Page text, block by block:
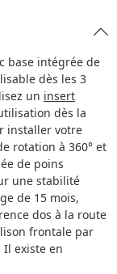
base intégrée de
dès les 3
un insert
dès la
installer votre
rotation à 360° et
de poins
une stabilité
de 15 mois,
dos à la route
frontale par
existe en